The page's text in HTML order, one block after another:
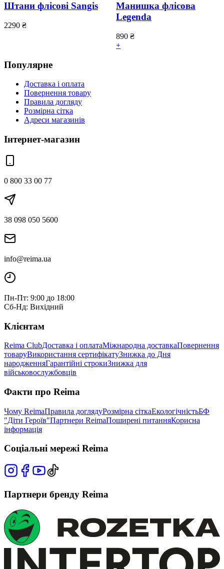
Штани флісові Sangis
2290 ₴
Манишка флісова
Legenda
890 ₴
+
Популярне
Доставка і оплата
Повернення товару
Правила догляду
Розмірна сітка
Адреси магазинів
Інтернет-магазин
0 800 33 00 77
38 098 050 5600
info@reima.ua
Пн-Пт: 9:00 до 18:00
Сб-Нд: Вихідний
Клієнтам
Reima ClubДоставка і оплатаМіжнародна доставкаПовернення
товаруВикористання сертифікатуЗнижка до Дня
народженняГарантійні строкиЗнижка для
військовослужбовців
Факти про Reima
Чому ReimaПравила доглядуРозмірна сіткаЕкологічністьБФ
"Діти Героїв"Партнери ReimaПоширені питанняКорисна
інформація
Соціальні мережі Reima
Партнери бренду Reima